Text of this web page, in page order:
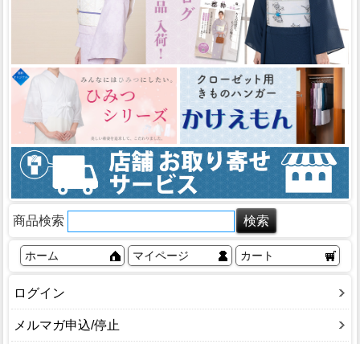
商品検索
ホーム マイページ カート
ログイン
メルマガ申込/停止